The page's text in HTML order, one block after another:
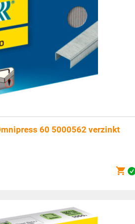
60 5000562 verzinkt